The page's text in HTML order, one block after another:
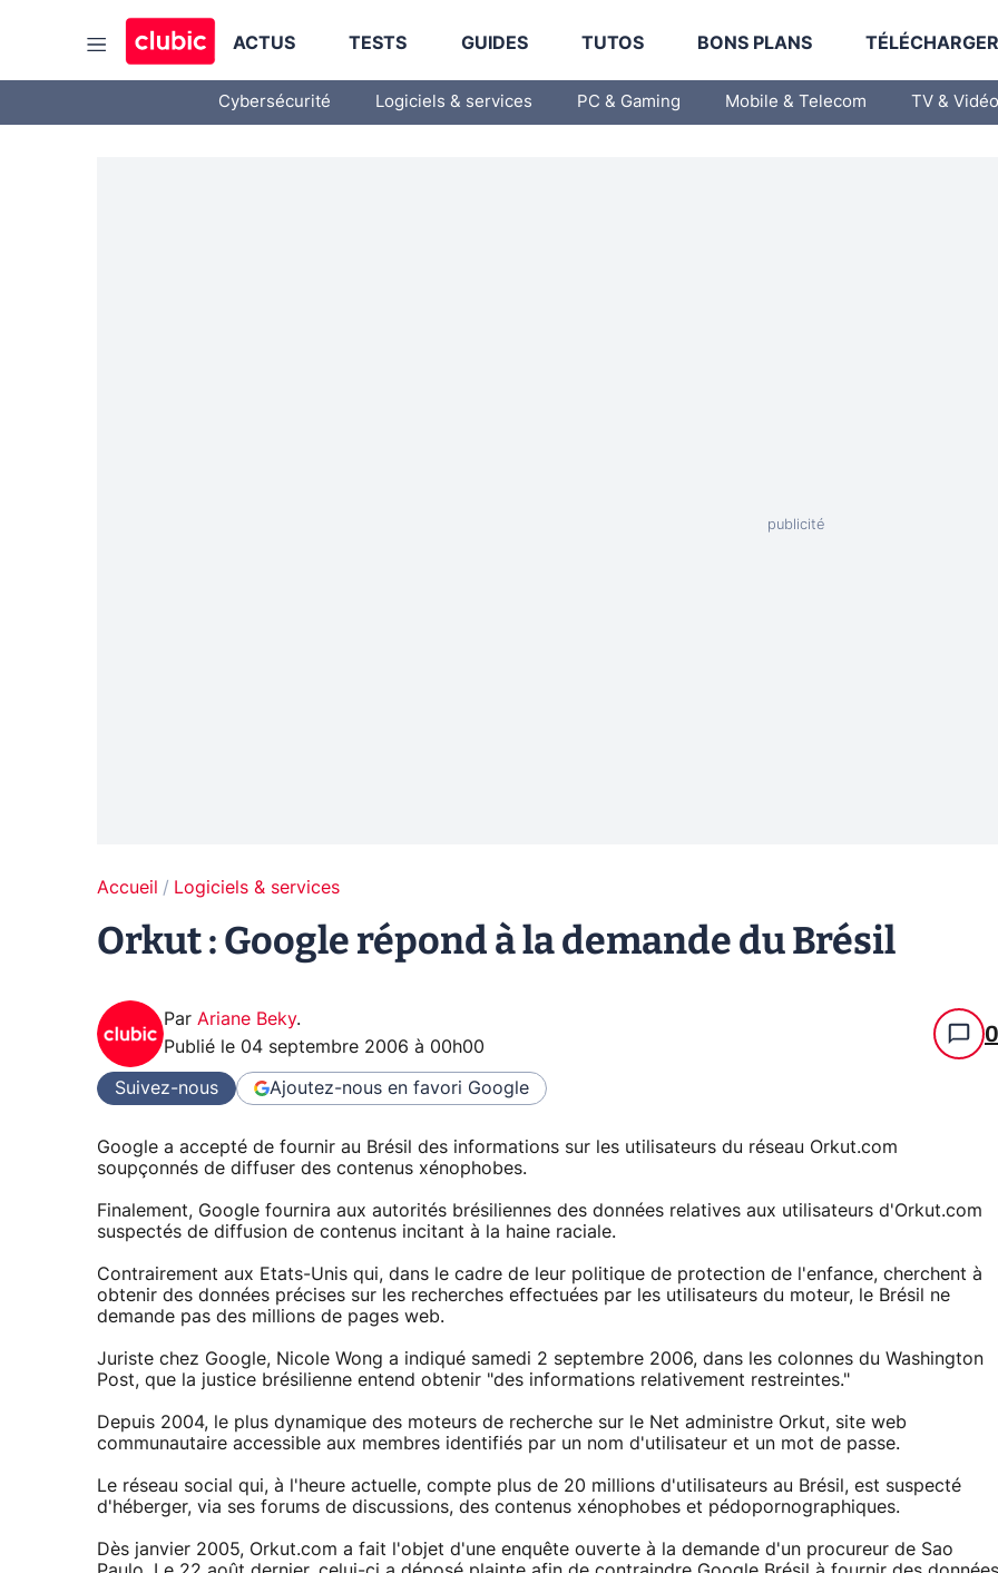
ACTUS TESTS GUIDES TUTOS BONS PLANS
Cybersécurité Logiciels & services PC & Gaming Mobile & Telecom TV & Vidéo
Accueil Logiciels & services
Orkut : Google répond à la demande du Brésil
Par Ariane Beky.
Publié le 04 septembre 2006 à 00h00 0
Suivez-nous Ajoutez-nous en favori Google
Google a accepté de fournir au Brésil des informations sur les utilisateurs du réseau Orkut.com
soupçonnés de diffuser des contenus xénophobes.
Finalement, Google fournira aux autorités brésiliennes des données relatives aux utilisateurs d'Orkut.com
suspectés de diffusion de contenus incitant à la haine raciale.
Contrairement aux Etats-Unis qui, dans le cadre de leur politique de protection de l'enfance, cherchent à
obtenir des données précises sur les recherches effectuées par les utilisateurs du moteur, le Brésil ne
demande pas des millions de pages web.
Juriste chez Google, Nicole Wong a indiqué samedi 2 septembre 2006, dans les colonnes du Washington
Post, que la justice brésilienne entend obtenir "des informations relativement restreintes."
Depuis 2004, le plus dynamique des moteurs de recherche sur le Net administre Orkut, site web
communautaire accessible aux membres identifiés par un nom d'utilisateur et un mot de passe.
Le réseau social qui, à l'heure actuelle, compte plus de 20 millions d'utilisateurs au Brésil, est suspecté
d'héberger, via ses forums de discussions, des contenus xénophobes et pédopornographiques.
Dès janvier 2005, Orkut.com a fait l'objet d'une enquête ouverte à la demande d'un procureur de Sao